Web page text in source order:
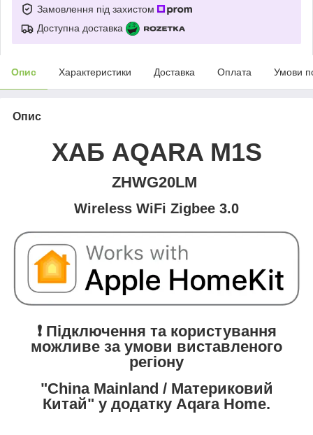
Замовлення під захистом
Доступна доставка
Опис Характеристики Доставка Оплата Умови
Опис
ХАБ AQARA M1S
ZHWG20LM
Wireless WiFi Zigbee 3.0
❗️ Підключення та користування
можливе за умови виставленого
регіону
"China Mainland / Материковий
Китай" у додатку Aqara Home.